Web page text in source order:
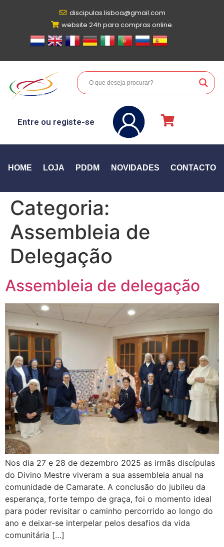
discipulas.lisboa@gmail.com
website 24h para compras online.
Entre ou registe-se
HOME LOJA PDDM NOVIDADES CONTACTO
Categoria:
Assembleia de
Delegação
Assembleia de delegação
Nos dia 27 e 28 de dezembro 2025 as irmãs discípulas
do Divino Mestre viveram a sua assembleia anual na
comunidade de Camarate. A conclusão do jubileu da
esperança, forte tempo de graça, foi o momento ideal
para poder revisitar o caminho percorrido ao longo do
ano e deixar-se interpelar pelos desafios da vida
comunitária […]